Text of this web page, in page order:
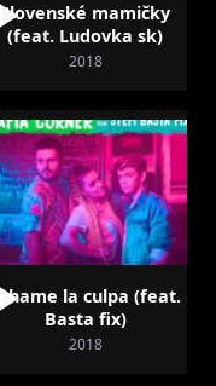
Slovenské mamičky
(feat. Ludovka sk)
2018
Échame la culpa (feat.
Basta fix)
2018